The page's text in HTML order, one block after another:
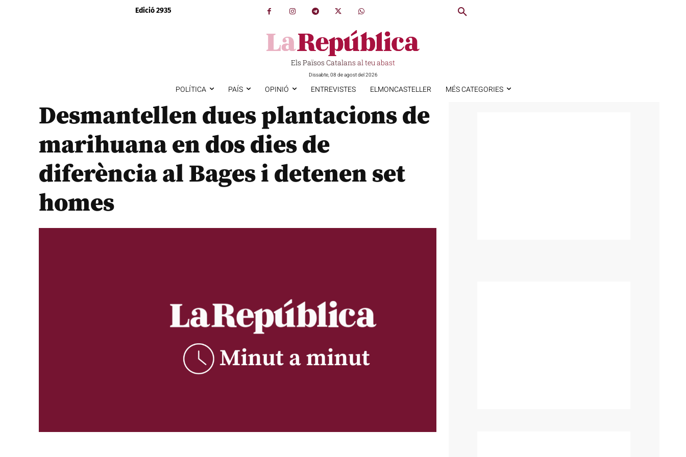
Edició 2935
Els Països Catalans al teu abast
Dissabte, 08 de agost del 2026
POLÍTICA PAÍS OPINIÓ ENTREVISTES ELMONCASTELLER MÉS CATEGORIES
Desmantellen dues plantacions de
marihuana en dos dies de
diferència al Bages i detenen set
homes